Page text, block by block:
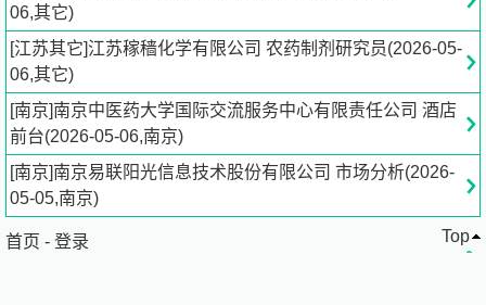
4、客户开发与维护；
5、执行各类市场活动方案，确保执行效果，树立良好的企
业及产品形象。
岗位要求：
1、医药类、市场营销相关专业，本科及以上学历；
2、具有专业的市场推广能力，可独立开展相关学术活动；
3、具备良好的沟通能力和表达能力；
06,其它)
[江苏其它]江苏稼穑化学有限公司 农药制剂研究员(2026-05-
06,其它)
[南京]南京中医药大学国际交流服务中心有限责任公司 酒店
前台(2026-05-06,南京)
[南京]南京易联阳光信息技术股份有限公司 市场分析(2026-
05-05,南京)
首页 - 登录 Top